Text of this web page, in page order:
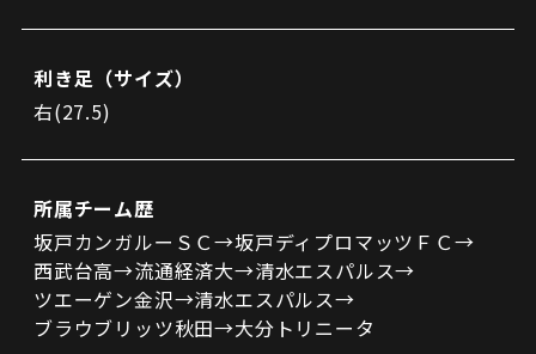
利き足（サイズ）
右(27.5)
所属チーム歴
坂戸カンガルーＳＣ→坂戸ディプロマッツＦＣ→
西武台高→流通経済大→清水エスパルス→
ツエーゲン金沢→清水エスパルス→
ブラウブリッツ秋田→大分トリニータ